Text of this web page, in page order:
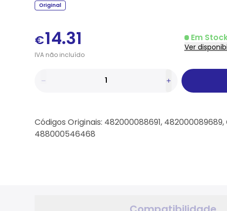
Original
€14.31
IVAnãoincluído
Em
Ver
Códigos Originais: 482000088691,
488000546468